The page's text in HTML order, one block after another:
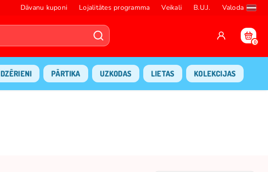
Dāvanu kuponi Lojalitātes programma Veikali B.U.J. Valoda
0
DZĒRIENI PĀRTIKA UZKODAS LIETAS KOLEKCIJAS